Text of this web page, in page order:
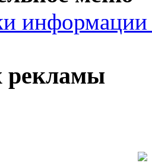
рекламы